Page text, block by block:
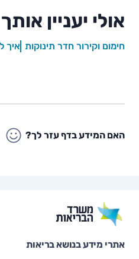
אולי יעניין
חימום וקירור חדר תינוקות איך
האם המידע בדף עזר לך?
אתרי מידע בנושא בריאות